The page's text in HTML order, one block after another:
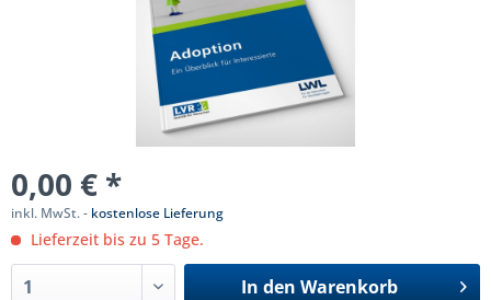
0,00 € *
inkl. MwSt. - kostenlose Lieferung
Lieferzeit bis zu 5 Tage.
In den Warenkorb